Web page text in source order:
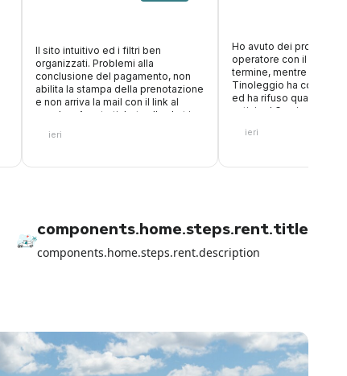
Il sito intuitivo ed i filtri ben
organizzati. Problemi alla
conclusione del pagamento, non
abilita la stampa della prenotazione
e non arriva la mail con il link al
voucher. Aperto ticket sulla chat in
ieri
Ho avuto dei problemi
operatore con il
termine, mentre ero in
Tinoleggio ha
ed ha rifuso quanto
anticipo! Grazie ancora
ieri
components.home.steps.rent.title
components.home.steps.rent.description